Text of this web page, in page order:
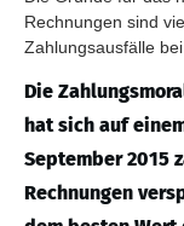
Rechnungen sind
Zahlungsausfälle
Die
hat sich auf
September 2015
Rechnungen